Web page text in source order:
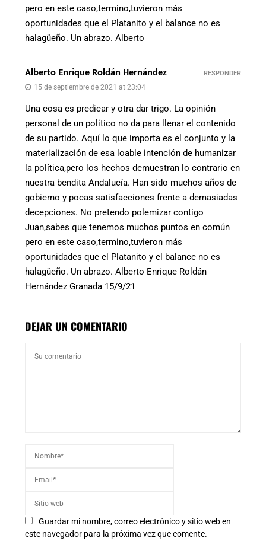
pero en este caso,termino,tuvieron más
oportunidades que el Platanito y el balance no es
halagüeño. Un abrazo. Alberto
Alberto Enrique Roldán Hernández
15 de septiembre de 2021 at 23:04
Una cosa es predicar y otra dar trigo. La opinión
personal de un político no da para llenar el contenido
de su partido. Aquí lo que importa es el conjunto y la
materialización de esa loable intención de humanizar
la política,pero los hechos demuestran lo contrario en
nuestra bendita Andalucía. Han sido muchos años de
gobierno y pocas satisfacciones frente a demasiadas
decepciones. No pretendo polemizar contigo
Juan,sabes que tenemos muchos puntos en común
pero en este caso,termino,tuvieron más
oportunidades que el Platanito y el balance no es
halagüeño. Un abrazo. Alberto Enrique Roldán
Hernández Granada 15/9/21
RESPONDER
DEJAR UN COMENTARIO
Guardar mi nombre, correo electrónico y sitio web en
este navegador para la próxima vez que comente.